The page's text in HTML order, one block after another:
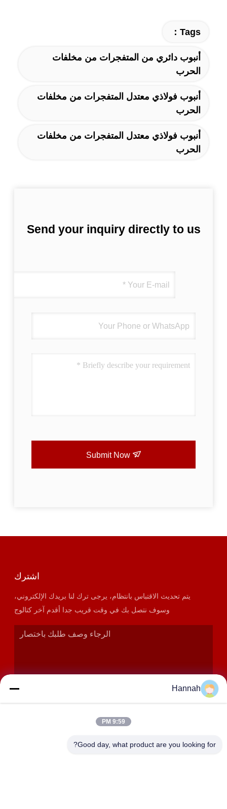
Tags：
أنبوب دائري من المتفجرات من مخلفات
الحرب
أنبوب فولاذي معتدل المتفجرات من مخلفات
الحرب
أنبوب فولاذي معتدل المتفجرات من مخلفات
الحرب
Send your inquiry directly to us
Submit Now
اشترك
يتم تحديث الاقتباس بانتظام، يرجى ترك لنا بريدك الإلكتروني،
وسوف نتصل بك في وقت قريب جدا أقدم آخر كتالوج
Hannah
9:59 PM
Good day, what product are you looking for?